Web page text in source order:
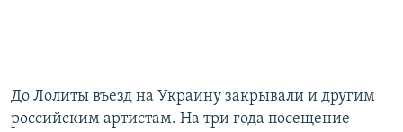
До Лолиты въезд на Украину закрывали и другим
российским артистам. На три года посещение